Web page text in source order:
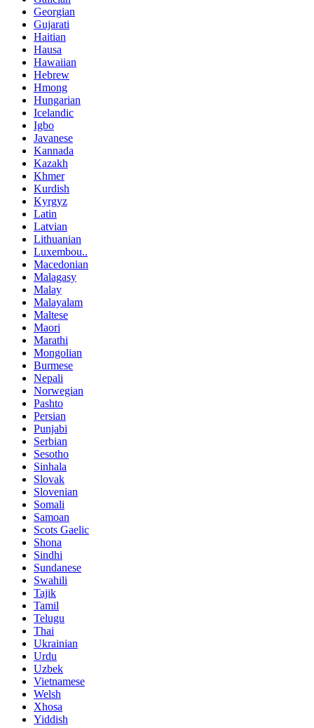
Georgian
Gujarati
Haitian
Hausa
Hawaiian
Hebrew
Hmong
Hungarian
Icelandic
Igbo
Javanese
Kannada
Kazakh
Khmer
Kurdish
Kyrgyz
Latin
Latvian
Lithuanian
Luxembou..
Macedonian
Malagasy
Malay
Malayalam
Maltese
Maori
Marathi
Mongolian
Burmese
Nepali
Norwegian
Pashto
Persian
Punjabi
Serbian
Sesotho
Sinhala
Slovak
Slovenian
Somali
Samoan
Scots Gaelic
Shona
Sindhi
Sundanese
Swahili
Tajik
Tamil
Telugu
Thai
Ukrainian
Urdu
Uzbek
Vietnamese
Welsh
Xhosa
Yiddish